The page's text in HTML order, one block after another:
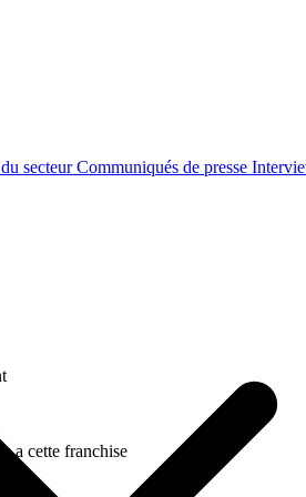
secteurCommuniqués de presse
a cette franchise